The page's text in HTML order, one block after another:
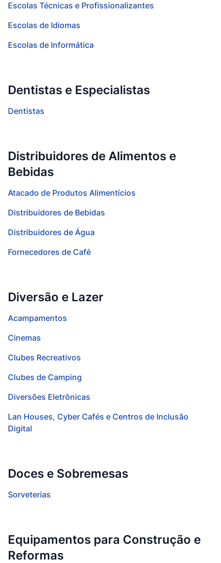
Escolas Técnicas e Profissionalizantes
Escolas de Idiomas
Escolas de Informática
Dentistas e Especialistas
Dentistas
Distribuidores de Alimentos e
Bebidas
Atacado de Produtos Alimentícios
Distribuidores de Bebidas
Distribuidores de Água
Fornecedores de Café
Diversão e Lazer
Acampamentos
Cinemas
Clubes Recreativos
Clubes de Camping
Diversões Eletrônicas
Lan Houses, Cyber Cafés e Centros de Inclusão
Digital
Doces e Sobremesas
Sorveterias
Equipamentos para Construção e
Reformas